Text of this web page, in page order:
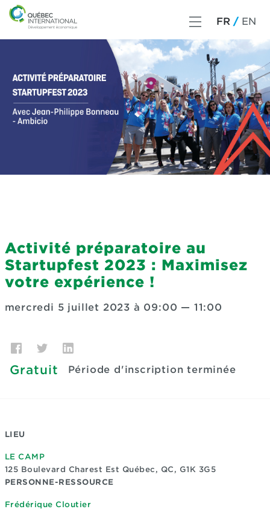
FR EN
Activité préparatoire au
Startupfest 2023 : Maximisez
votre expérience !
mercredi 5 juillet 2023 à 09:00 — 11:00
Gratuit Période d'inscription terminée
LIEU
LE CAMP
125 Boulevard Charest Est Québec, QC, G1K 3G5
PERSONNE-RESSOURCE
Frédérique Cloutier